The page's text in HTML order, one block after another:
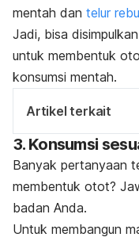
mentah dan telur
Jadi, bisa
untuk membentuk
konsumsi mentah.
Artikel terkait
3. Konsumsi
Banyak pertanyaan
membentuk otot?
badan Anda.
Untuk membangun